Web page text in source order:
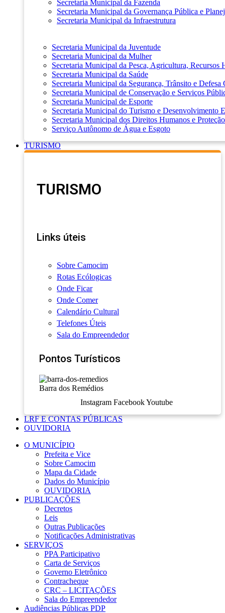
Secretaria Municipal da Fazenda
Secretaria Municipal da Governança Pública e
Secretaria Municipal da Infraestrutura
Secretaria Municipal da Juventude
Secretaria Municipal da Mulher
Secretaria Municipal da Pesca, Agricultura, Recursos
Secretaria Municipal da Saúde
Secretaria Municipal da Segurança, Trânsito e Defesa
Secretaria Municipal de Conservação e Serviços
Secretaria Municipal de Esporte
Secretaria Municipal do Turismo e Desenvolvimento
Secretaria Municipal dos Direitos Humanos e
Serviço Autônomo de Água e Esgoto
TURISMO
TURISMO
Links úteis
Sobre Camocim
Rotas Ecólogicas
Onde Ficar
Onde Comer
Calendário Cultural
Telefones Úteis
Sala do Empreendedor
Pontos Turísticos
Barra dos Remédios
Instagram Facebook Youtube
LRF E CONTAS PÚBLICAS
OUVIDORIA
O MUNICÍPIO
Prefeita e Vice
Sobre Camocim
Mapa da Cidade
Dados do Município
OUVIDORIA
PUBLICAÇÕES
Decretos
Leis
Outras Publicações
Notificações Administrativas
SERVIÇOS
PPA Participativo
Carta de Serviços
Governo Eletrônico
Contracheque
CRC – LICITAÇÕES
Sala do Empreendedor
Audiências Públicas PDP